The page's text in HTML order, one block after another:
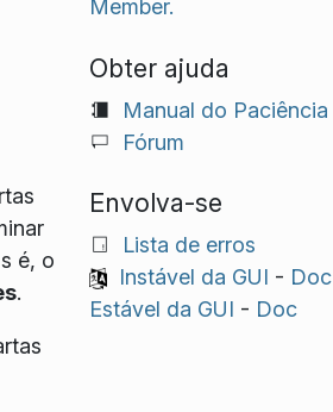
é, o
.
Member.
Obter ajuda
Manual do Paciência
Fórum
Envolva-se
Lista de erros
Instável da GUI - Doc|
Estável da GUI - Doc